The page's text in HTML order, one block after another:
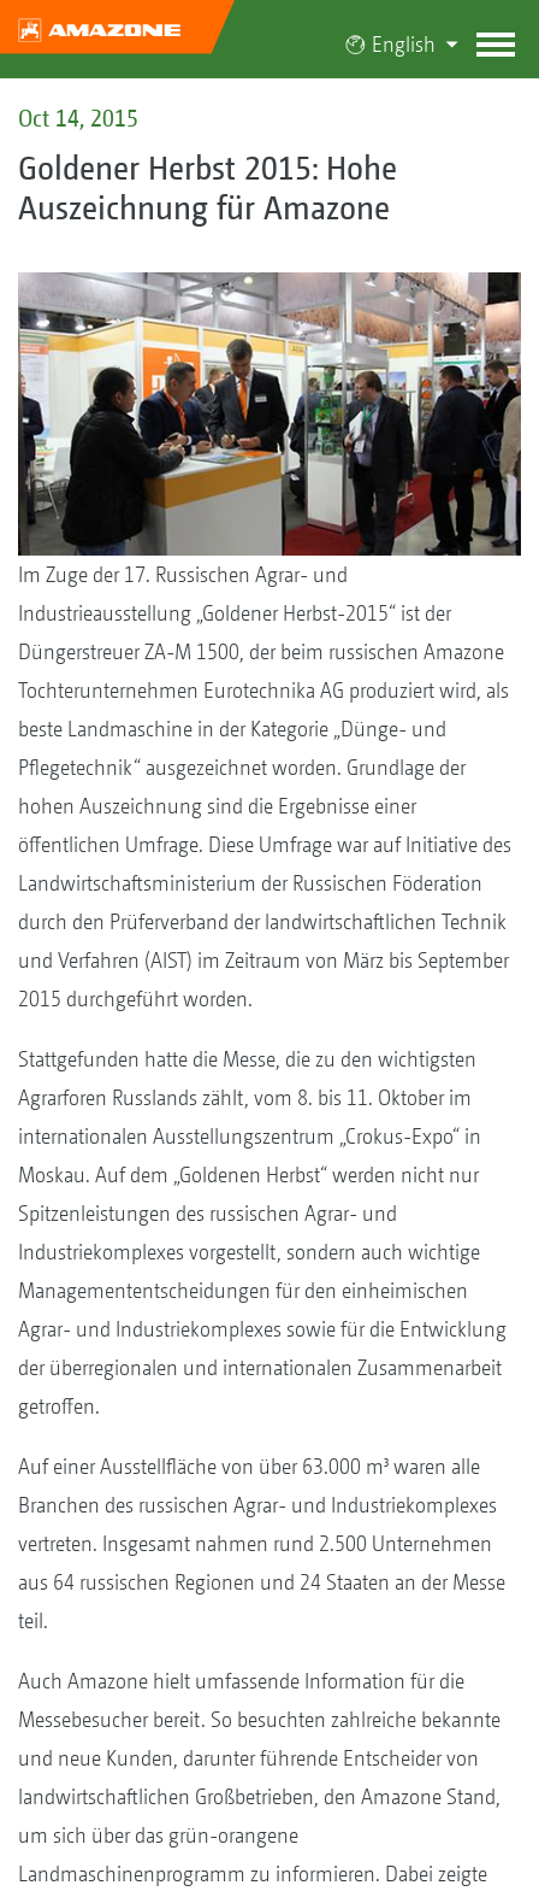
English
Oct 14, 2015
Goldener Herbst 2015: Hohe
Auszeichnung für Amazone
Im Zuge der 17. Russischen Agrar- und
Industrieausstellung „Goldener Herbst-2015“ ist der
Düngerstreuer ZA-M 1500, der beim russischen Amazone
Tochterunternehmen Eurotechnika AG produziert wird, als
beste Landmaschine in der Kategorie „Dünge- und
Pflegetechnik“ ausgezeichnet worden. Grundlage der
hohen Auszeichnung sind die Ergebnisse einer
öffentlichen Umfrage. Diese Umfrage war auf Initiative des
Landwirtschaftsministerium der Russischen Föderation
durch den Prüferverband der landwirtschaftlichen Technik
und Verfahren (AIST) im Zeitraum von März bis September
2015 durchgeführt worden.
Stattgefunden hatte die Messe, die zu den wichtigsten
Agrarforen Russlands zählt, vom 8. bis 11. Oktober im
internationalen Ausstellungszentrum „Crokus-Expo“ in
Moskau. Auf dem „Goldenen Herbst“ werden nicht nur
Spitzenleistungen des russischen Agrar- und
Industriekomplexes vorgestellt, sondern auch wichtige
Managemententscheidungen für den einheimischen
Agrar- und Industriekomplexes sowie für die Entwicklung
der überregionalen und internationalen Zusammenarbeit
getroffen.
Auf einer Ausstellfläche von über 63.000 m³ waren alle
Branchen des russischen Agrar- und Industriekomplexes
vertreten. Insgesamt nahmen rund 2.500 Unternehmen
aus 64 russischen Regionen und 24 Staaten an der Messe
teil.
Auch Amazone hielt umfassende Information für die
Messebesucher bereit. So besuchten zahlreiche bekannte
und neue Kunden, darunter führende Entscheider von
landwirtschaftlichen Großbetrieben, den Amazone Stand,
um sich über das grün-orangene
Landmaschinenprogramm zu informieren. Dabei zeigte